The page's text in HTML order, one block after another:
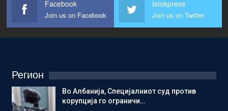
Facebook
Join us on Facebook
Istokpress
Join us on Twitter
Регион
Во Албанија, Специјалниот суд против
корупција го ограничи…